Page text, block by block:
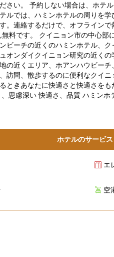
さい。 予約しない場合は、ホテ
ルでは、ハミンホテルの周りを学
。連絡するだけで、オフライン
料です。 クイニョン市の中心部
ビーチの近くのハミンホテル、
オンダイクイニョン研究の近く
の近くエリア、ホアンハウビーチ
訪問、散歩するのに便利なクイ
ときあなたに快適さと快適さを
思慮深い 快適さ、品質 ハミンホ
ホテルのサービス
エ
空